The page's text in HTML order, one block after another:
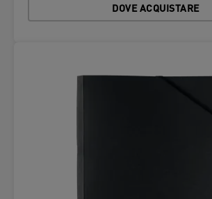
DOVE ACQUISTARE